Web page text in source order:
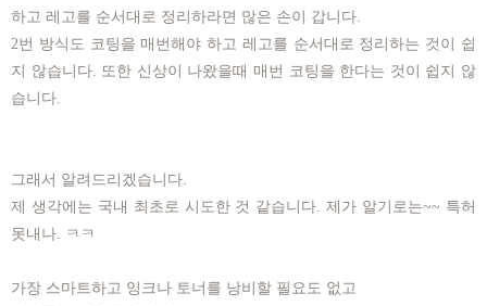
하고 레고를 순서대로 정리하라면 많은 손이 갑니다.
2번 방식도 코팅을 매번해야 하고 레고를 순서대로 정리하는 것이 쉽
지 않습니다. 또한 신상이 나왔을때 매번 코팅을 한다는 것이 쉽지 않
습니다.
그래서 알려드리겠습니다.
제 생각에는 국내 최초로 시도한 것 같습니다. 제가 알기로는~~ 특허
못내나. ㅋㅋ
가장 스마트하고 잉크나 토너를 낭비할 필요도 없고